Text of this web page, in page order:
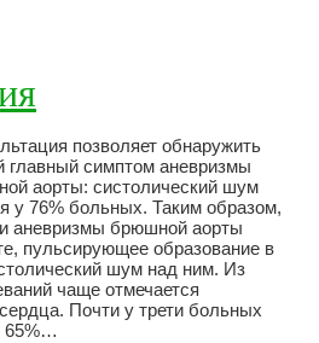
позволяет обнаружить
главный симптом аневризмы
аорты: систолический шум
у 76% больных. Таким образом,
аневризмы брюшной аорты
пульсирующее образование в
шум над ним. Из
чаще отмечается
Почти у трети больных
65%…